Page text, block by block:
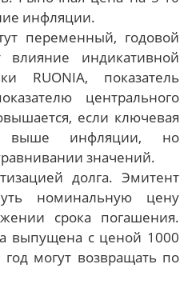
инфляции.
переменный, годовой
индикативной
RUONIA, показатель
центрального
если ключевая
выше инфляции, но
значений.
долга. Эмитент
номинальную цену
срока погашения.
выпущена с ценой 1000
могут возвращать по